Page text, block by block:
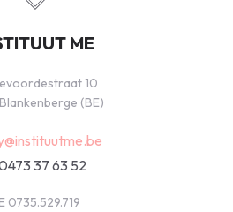
ME
10
(BE)
37 63 52
0735.529.719